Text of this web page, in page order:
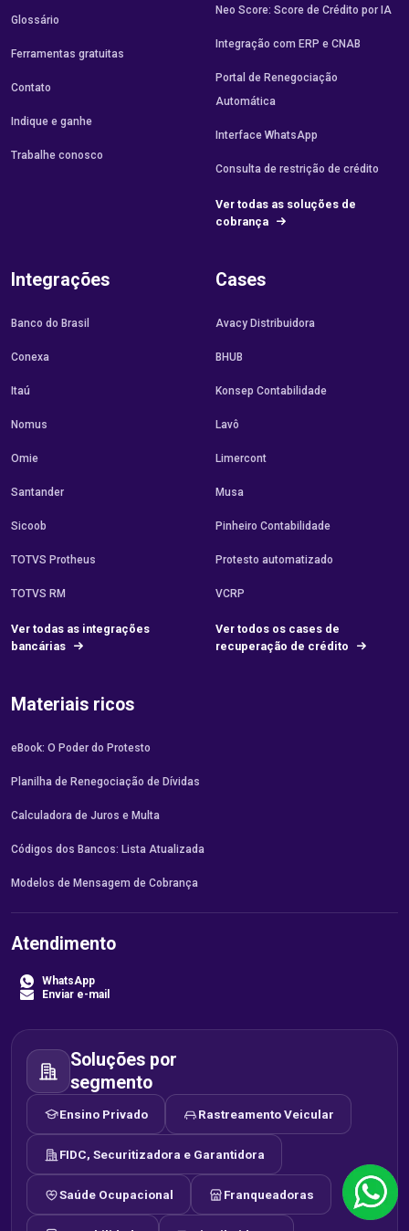
Glossário
Ferramentas gratuitas
Contato
Indique e ganhe
Trabalhe conosco
Neo Score: Score de Crédito por IA
Integração com ERP e CNAB
Portal de Renegociação
Automática
Interface WhatsApp
Consulta de restrição de crédito
Ver todas as soluções de
cobrança
Integrações
Banco do Brasil
Conexa
Itaú
Nomus
Omie
Santander
Sicoob
TOTVS Protheus
TOTVS RM
Ver todas as integrações
bancárias
Cases
Avacy Distribuidora
BHUB
Konsep Contabilidade
Lavô
Limercont
Musa
Pinheiro Contabilidade
Protesto automatizado
VCRP
Ver todos os cases de
recuperação de crédito
Materiais ricos
eBook: O Poder do Protesto
Planilha de Renegociação de Dívidas
Calculadora de Juros e Multa
Códigos dos Bancos: Lista Atualizada
Modelos de Mensagem de Cobrança
Atendimento
WhatsApp
Enviar e-mail
Soluções por
segmento
Ensino Privado Rastreamento Veicular
FIDC, Securitizadora e Garantidora
Saúde Ocupacional Franqueadoras